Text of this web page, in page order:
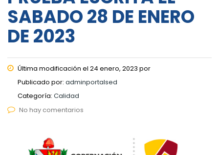
SABADO 28 DE ENERO
DE 2023
Última modificación el 24 enero, 2023 por
Publicado por: adminportalsed
Categoría: Calidad
No hay comentarios